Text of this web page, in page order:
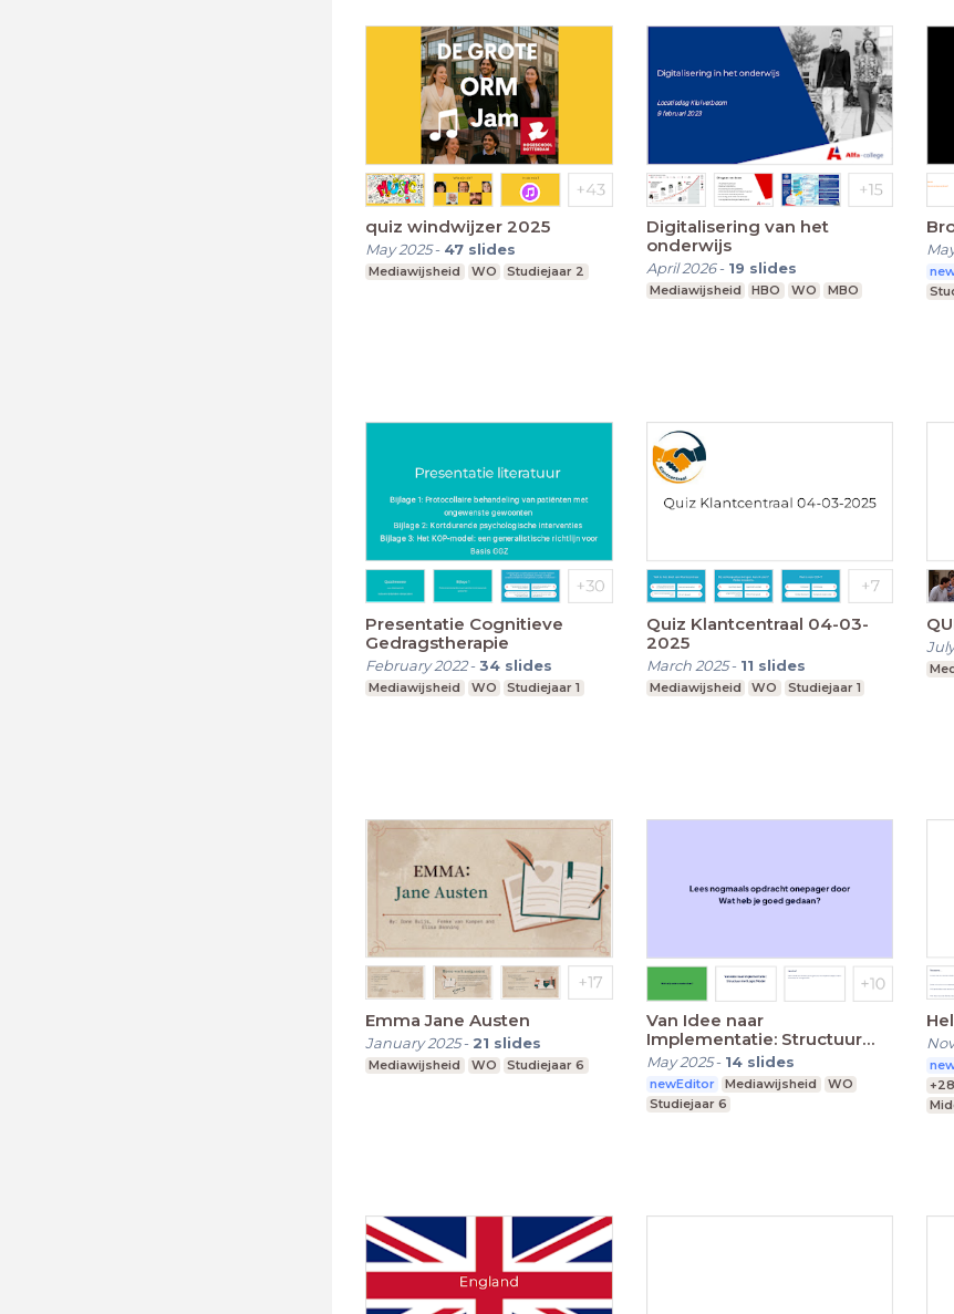
quiz windwijzer 2025
May 2025- 47 slides
Mediawijsheid WO Studiejaar 2
Digitalisering van het
onderwijs
April 2026- 19 slides
Mediawijsheid HBO WO MBO
Presentatie Cognitieve
Gedragstherapie
February 2022-34 slides
Mediawijsheid WO Studiejaar 1
Quiz Klantcentraal 04-03-
2025
March 2025- 11 slides
Mediawijsheid WO Studiejaar 1
Emma Jane Austen
January 2025- 21 slides
Mediawijsheid WO Studiejaar 6
Van Idee naar
Implementatie: Structuur
met een Logic Model
May 2025- 14 slides
newEditor Mediawijsheid
WO
Studiejaar 6
+28